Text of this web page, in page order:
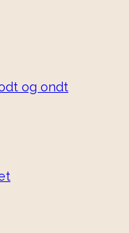
og ondt